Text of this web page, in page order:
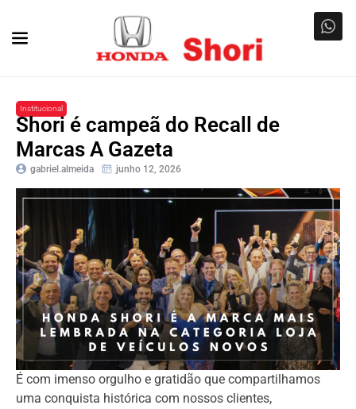
Institucional
Shori é campeã do Recall de
Marcas A Gazeta
gabriel.almeida junho 12, 2026
É com imenso orgulho e gratidão que compartilhamos
uma conquista histórica com nossos clientes,